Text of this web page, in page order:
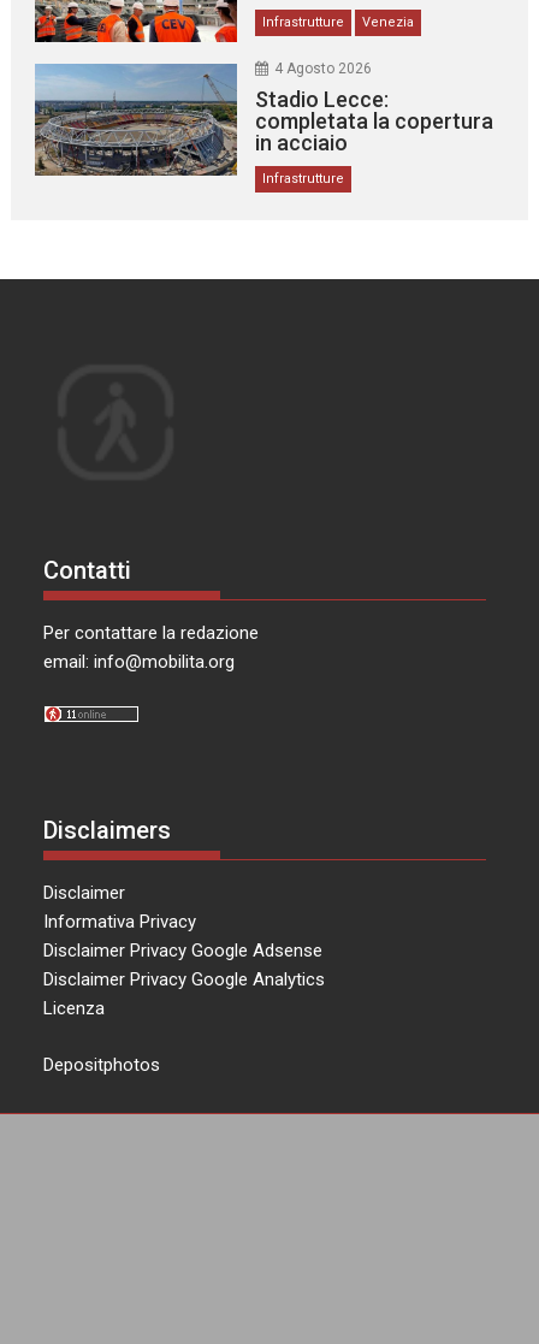
Infrastrutture Venezia
4 Agosto 2026
Stadio Lecce:
completata la copertura
in acciaio
Infrastrutture
Contatti
Per contattare la redazione
email:info@mobilita.org
Disclaimers
Disclaimer
Informativa Privacy
Disclaimer Privacy Google Adsense
Disclaimer Privacy Google Analytics
Licenza
Depositphotos